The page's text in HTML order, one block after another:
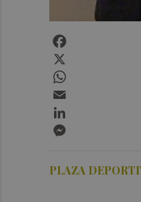
PLAZA